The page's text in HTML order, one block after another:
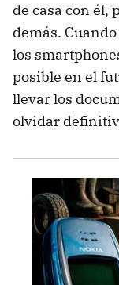
de casa con él,
demás.
los
posible en el
llevar los
olvidar